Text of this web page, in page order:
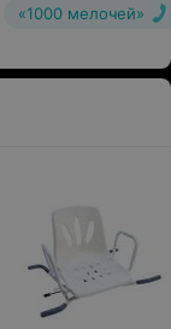
«1000 мелочей»